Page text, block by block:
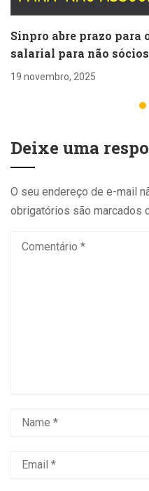
Sinpro abre prazo para
salarial para não sócios
19 novembro, 2025
Deixe uma
O seu endereço de e-mail
obrigatórios são marcados